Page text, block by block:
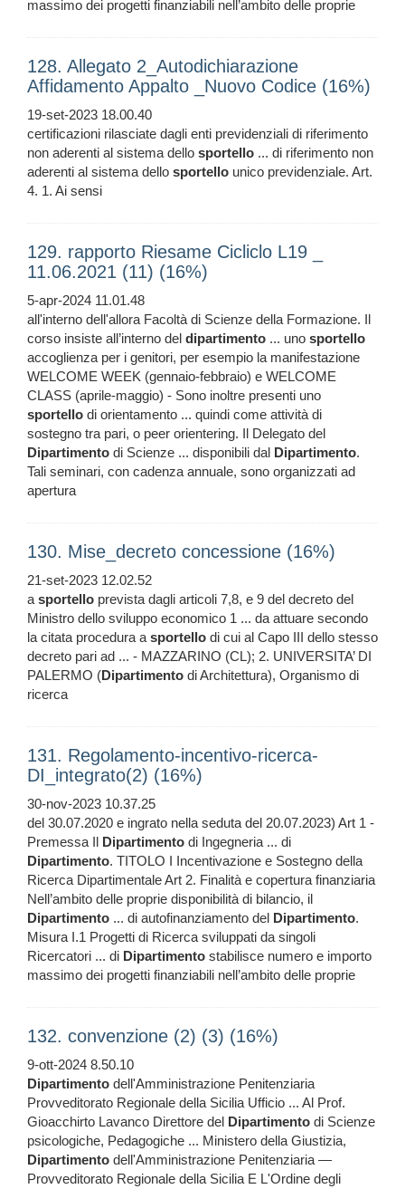
massimo dei progetti finanziabili nell’ambito delle proprie
128. Allegato 2_Autodichiarazione
Affidamento Appalto _Nuovo Codice (16%)
19-set-2023 18.00.40
certificazioni rilasciate dagli enti previdenziali di riferimento
non aderenti al sistema dello sportello ... di riferimento non
aderenti al sistema dello sportello unico previdenziale. Art.
4. 1. Ai sensi
129. rapporto Riesame Cicliclo L19 _
11.06.2021 (11) (16%)
5-apr-2024 11.01.48
all'interno dell'allora Facoltà di Scienze della Formazione. Il
corso insiste all’interno del dipartimento ... uno sportello
accoglienza per i genitori, per esempio la manifestazione
WELCOME WEEK (gennaio-febbraio) e WELCOME
CLASS (aprile-maggio) - Sono inoltre presenti uno
sportello di orientamento ... quindi come attività di
sostegno tra pari, o peer orientering. Il Delegato del
Dipartimento di Scienze ... disponibili dal Dipartimento.
Tali seminari, con cadenza annuale, sono organizzati ad
apertura
130. Mise_decreto concessione (16%)
21-set-2023 12.02.52
asportello prevista dagli articoli 7,8, e 9 del decreto del
Ministro dello sviluppo economico 1 ... da attuare secondo
la citata procedura asportello di cui al Capo III dello stesso
decreto pari ad ... - MAZZARINO (CL); 2. UNIVERSITA’ DI
PALERMO (Dipartimento di Architettura), Organismo di
ricerca
131. Regolamento-incentivo-ricerca-
DI_integrato(2) (16%)
30-nov-2023 10.37.25
del 30.07.2020 e ingrato nella seduta del 20.07.2023) Art 1 -
Premessa Il Dipartimento di Ingegneria ... di
Dipartimento. TITOLO I Incentivazione e Sostegno della
Ricerca Dipartimentale Art 2. Finalità e copertura finanziaria
Nell’ambito delle proprie disponibilità di bilancio, il
Dipartimento ... di autofinanziamento del Dipartimento.
Misura I.1 Progetti di Ricerca sviluppati da singoli
Ricercatori ... di Dipartimento stabilisce numero e importo
massimo dei progetti finanziabili nell’ambito delle proprie
132. convenzione (2) (3) (16%)
9-ott-2024 8.50.10
Dipartimento dell'Amministrazione Penitenziaria
Provveditorato Regionale della Sicilia Ufficio ... Al Prof.
Gioacchirto Lavanco Direttore del Dipartimento di Scienze
psicologiche, Pedagogiche ... Ministero della Giustizia,
Dipartimento dell'Amministrazione Penitenziaria —
Provveditorato Regionale della Sicilia E L'Ordine degli